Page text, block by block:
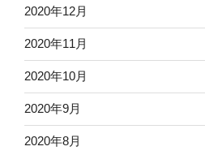
2020年12月
2020年11月
2020年10月
2020年9月
2020年8月